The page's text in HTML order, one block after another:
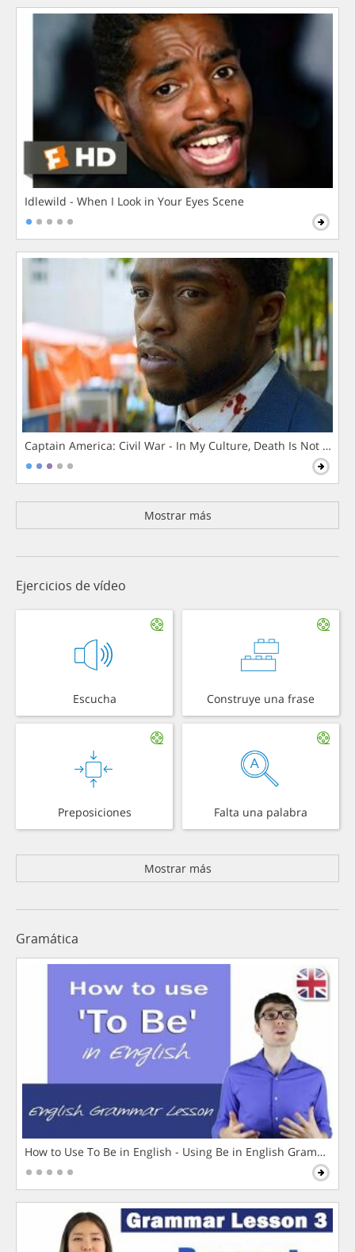
Idlewild - When I Look in Your Eyes Scene
Captain America: Civil War - In My Culture, Death Is Not The
Mostrar más
Ejercicios de vídeo
Escucha Construye una frase
Preposiciones Falta una palabra
Mostrar más
Gramática
How to Use To Be in English - Using Be in English Grammar